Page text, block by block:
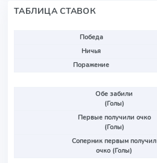
ТАБЛИЦА СТАВОК
Победа
Ничья
Поражение
Обе забили
(Голы)
Первые получили очко
(Голы)
Соперник первым получил
очко (Голы)